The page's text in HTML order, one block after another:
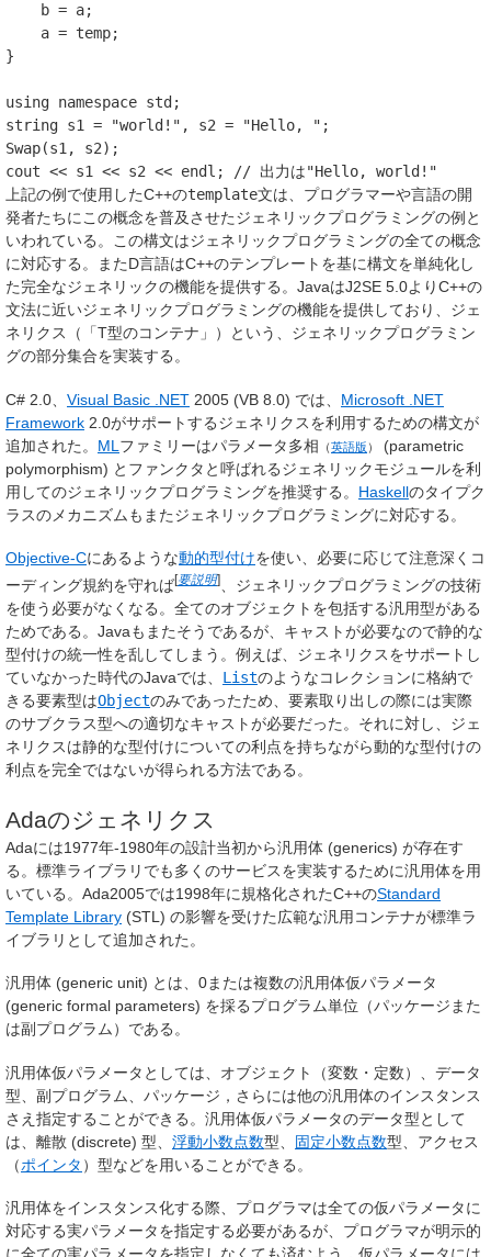
b = a;
a = temp;
}
using namespace std ;
string s1 = "world!" , s2 = "Hello, " ;
Swap(s1 , s2);
cout << s1 << s2 << endl ;
// 出力は"Hello, world!"
上記の例で使用したC++のtemplate文は、プログラマーや言語の開
発者たちにこの概念を普及させたジェネリックプログラミングの例と
いわれている。この構文はジェネリックプログラミングの全ての概念
に対応する。またD言語はC++のテンプレートを基に構文を単純化し
た完全なジェネリックの機能を提供する。JavaはJ2SE 5.0よりC++の
文法に近いジェネリックプログラミングの機能を提供しており、ジェ
ネリクス（「T型のコンテナ」）という、ジェネリックプログラミン
グの部分集合を実装する。
C# 2.0、 Visual Basic .NET 2005 (VB 8.0) では、 Microsoft .NET
Framework 2.0がサポートするジェネリクスを利用するための構文が
追加された。 ML ファミリーはパラメータ多相 （英語版 ）
(parametric
polymorphism) とファンクタと呼ばれるジェネリックモジュールを利
用してのジェネリックプログラミングを推奨する。 Haskellのタイプク
ラスのメカニズムもまたジェネリックプログラミングに対応する。
Objective-Cにあるような動的型付けを使い、必要に応じて注意深くコ
ーディング規約を守れば[要説明]
、ジェネリックプログラミングの技術
を使う必要がなくなる。全てのオブジェクトを包括する汎用型がある
ためである。Javaもまたそうであるが、キャストが必要なので静的な
型付けの統一性を乱してしまう。例えば、ジェネリクスをサポートし
ていなかった時代のJavaでは、 Listのようなコレクションに格納で
きる要素型はObjectのみであったため、要素取り出しの際には実際
のサブクラス型への適切なキャストが必要だった。それに対し、ジェ
ネリクスは静的な型付けについての利点を持ちながら動的な型付けの
利点を完全ではないが得られる方法である。
Adaのジェネリクス
Adaには1977年-1980年の設計当初から汎用体 (generics) が存在す
る。標準ライブラリでも多くのサービスを実装するために汎用体を用
いている。Ada2005では1998年に規格化されたC++のStandard
Template Library (STL) の影響を受けた広範な汎用コンテナが標準ラ
イブラリとして追加された。
汎用体 (generic unit) とは、0または複数の汎用体仮パラメータ
(generic formal parameters) を採るプログラム単位（パッケージまた
は副プログラム）である。
汎用体仮パラメータとしては、オブジェクト（変数・定数）、データ
型、副プログラム、パッケージ，さらには他の汎用体のインスタンス
さえ指定することができる。汎用体仮パラメータのデータ型として
は、離散 (discrete) 型、 浮動小数点数型、 固定小数点数型、アクセス
（ポインタ ）型などを用いることができる。
汎用体をインスタンス化する際、プログラマは全ての仮パラメータに
対応する実パラメータを指定する必要があるが、プログラマが明示的